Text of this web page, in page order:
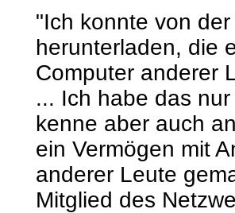
"Ich konnte von
herunterladen, die
Computer anderer
... Ich habe das
kenne aber auch
ein Vermögen mit
anderer Leute
Mitglied des